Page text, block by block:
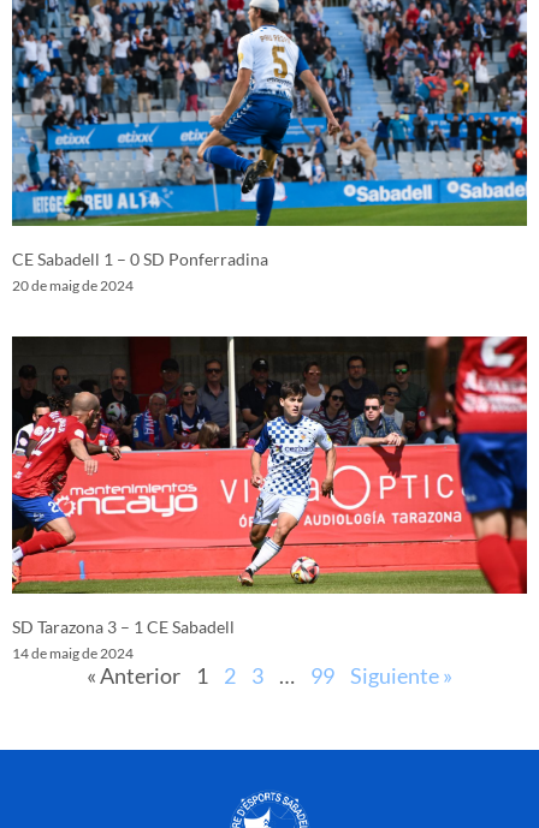
CE Sabadell 1 – 0 SD Ponferradina
20 de maig de 2024
SD Tarazona 3 – 1 CE Sabadell
14 de maig de 2024
« Anterior 1 2 3 … 99 Siguiente »